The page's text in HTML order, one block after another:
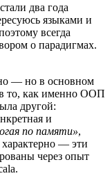
два года
языками и
всегда
о парадигмах.
— но в основном
в то, как именно ООП
другой:
и
по памяти»,
характерно — эти
через опыт